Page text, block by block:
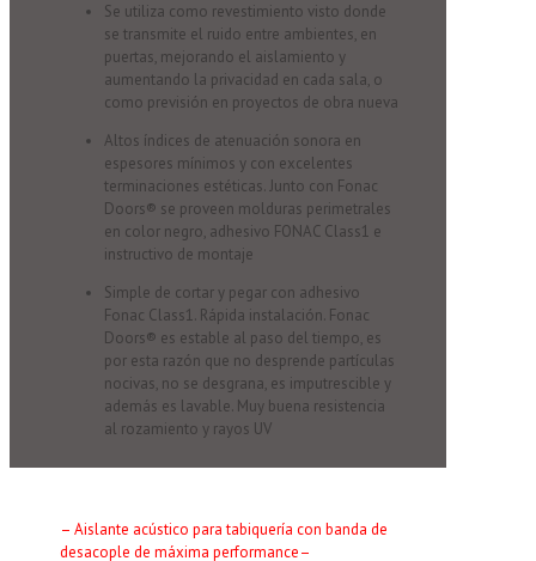
Se utiliza como revestimiento visto donde
se transmite el ruido entre ambientes, en
puertas, mejorando el aislamiento y
aumentando la privacidad en cada sala, o
como previsión en proyectos de obra nueva
Altos índices de atenuación sonora en
espesores mínimos y con excelentes
terminaciones estéticas. Junto con Fonac
Doors® se proveen molduras perimetrales
en color negro, adhesivo FONAC Class1 e
instructivo de montaje
Simple de cortar y pegar con adhesivo
Fonac Class1. Rápida instalación. Fonac
Doors® es estable al paso del tiempo, es
por esta razón que no desprende partículas
nocivas, no se desgrana, es imputrescible y
además es lavable. Muy buena resistencia
al rozamiento y rayos UV
– Aislante acústico para tabiquería con banda de
desacople de máxima performance–